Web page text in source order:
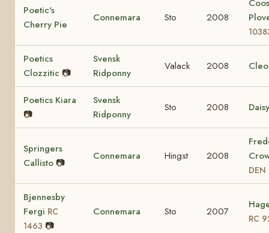
Poetic's
Cherry Pie
Connemara Sto 2008
Poetics
Clozzitic 📷
Svensk
Ridponny
Valack 2008
Poetics Kiara
📷
Svensk
Ridponny
Sto 2008 Daisy
Springers
Callisto 📷
Connemara Hingst 2008
Bjennesby
Fergi RC
1463 📷
Connemara Sto 2007
RC